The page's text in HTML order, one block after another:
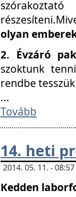
olyan
2. Évzáró
szoktunk
rendbe
...
Tovább
14. heti
2014. 05. 11. -
Kedden